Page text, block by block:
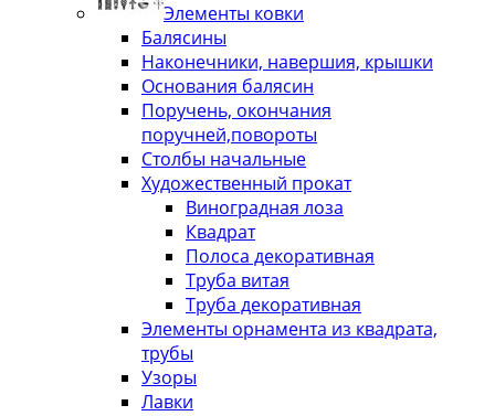
Элементы ковки
Балясины
Наконечники, навершия, крышки
Основания балясин
Поручень, окончания
поручней,повороты
Столбы начальные
Художественный прокат
Виноградная лоза
Квадрат
Полоса декоративная
Труба витая
Труба декоративная
Элементы орнамента из квадрата,
трубы
Узоры
Лавки